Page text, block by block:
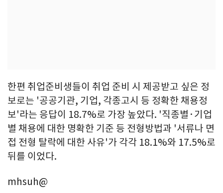
한편 취업준비생들이 취업 준비 시 제공받고 싶은 정
보로는 '공공기관, 기업, 각종고시 등 정확한 채용정
보'라는 응답이 18.7%로 가장 높았다. '직종별·기업
별 채용에 대한 명확한 기준 등 전형방법과 '서류나 면
접 전형 탈락에 대한 사유'가 각각 18.1%와 17.5%로
뒤를 이었다.
mhsuh@